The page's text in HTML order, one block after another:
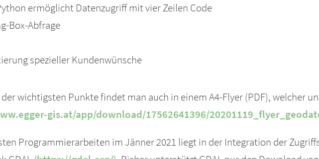
ermöglicht Datenzugriff mit vier Zeilen Code
Box-Abfrage
spezieller Kundenwünsche
wichtigsten Punkte findet man auch in einem A4-Flyer (PDF), welcher
gis.at/app/download/17562641396/
Programmierarbeiten im Jänner 2021 liegt in der Integration der